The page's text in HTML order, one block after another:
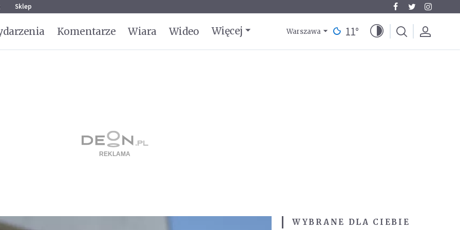
Sklep
Komentarze Wiara Wideo Więcej Warszawa 11°
WYBRANE DLA CIEBIE